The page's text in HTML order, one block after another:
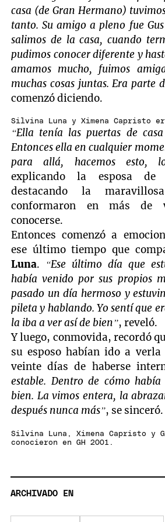
casa (de Gran Hermano)
tanto. Su amigo a pleno fue
salimos de la casa, cuando
pudimos conocer diferente y
amamos mucho, fuimos
muchas cosas juntas. Era parte
comenzó diciendo.
Silvina Luna y Ximena Capristo
“Ella tenía las puertas de
Entonces ella en cualquier
para allá, hacemos esto,
explicando la esposa de
destacando la
conformaron en más de
conocerse.
Entonces comenzó a
ese último tiempo que
Luna. “Ese último día que
había venido por sus propios
pasado un día hermoso y
pileta y hablando. Yo sentí que
la iba a ver así de bien”, reveló.
Y luego, conmovida, recordó
su esposo habían ido a
veinte días de haberse
estable. Dentro de cómo había
bien. La vimos entera, la
después nunca más”, se sinceró.
Silvina Luna, Ximena Capristo y
conocieron en GH 2001.
ARCHIVADO EN